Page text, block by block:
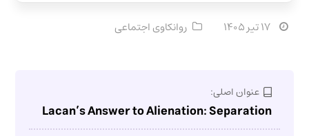
۱۷ تیر ۱۴۰۵ روانکاوی اجتماعی
عنوان اصلی:
Lacan’s Answer to Alienation: Separation